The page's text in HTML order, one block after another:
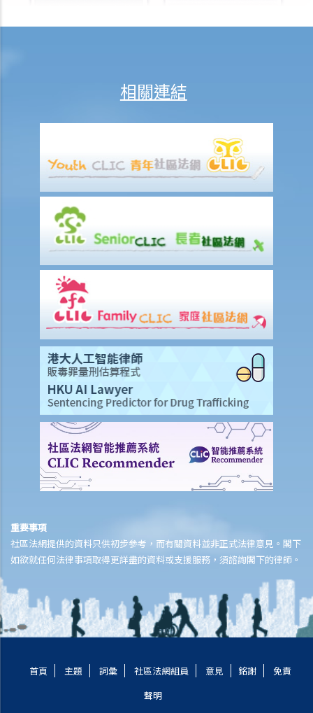
2. 違例及刑罰
1. 僱傭合約終止後的限制條款
3. 不合理及不合法解僱
4. 不合理解僱的補償
2. 我懷疑公司內某銷售員不斷將客戶資料給予本公司的競爭對手，所以
我想解僱此職員。我可否不給予他預先通知（或代通知金）而立刻解僱
2. 我是一名辦公室文員，但老闆經常指令我在貨倉內搬運重物，我認為
此工作與我的職責不符，而老闆亦沒有在我面試時說明此項職責。我可
否不給予他預先通知（或代通知金）而辭職？
3. 僱員幾日沒有上班，但沒有給予理由，僱主可否即時解僱？
4. 我將會以其中一個「有效的解僱理由」 解僱我的職員。我是否需要給
予他預先通知或代通知金？
5. 假如我（作為一名僱員）現正面對「不合理解僱」或「不合理地更改
僱傭合約內之條款」的問題，我怎樣保障自己的權利？
6. 假如我被老闆不合理及不合法地解僱，我怎樣保障自己的權利？
5. 僱主需要給予終止合約的理由嗎？
5. 我簽署接受聘用信後，如果在開始上班日期之前打算反口，是否需要
給予通知期或支付代通知金？
3. 僱主是否有法律義務在僱傭關係結束後向僱員提供推薦信？ 他們在草
4. 終止僱傭合約的通知期可否包括法定的年假或產假？
7. 在暫停僱用期，我身為僱主需要付工資嗎？
2. 僱主於何時需要向其僱員支付長期服務金？
3. 我將會終止其中一名僱員之僱傭合約。我可否利用過往對該僱員之強
積金供款以抵銷部分遣散費或長期服務金？
假。假如他由九月二十一日至三十日連續放十天年假作為他離職前休
假，我應何時向他發放終止合約款項?
相關連結
重要事項
社區法網提供的資料只供初步參考，而有關資料並非正式法律意見。閣下
如欲就任何法律事項取得更詳盡的資料或支援服務，須諮詢閣下的律師。
首頁 主題 詞彙 社區法網組員 意見 銘謝
免責
聲明